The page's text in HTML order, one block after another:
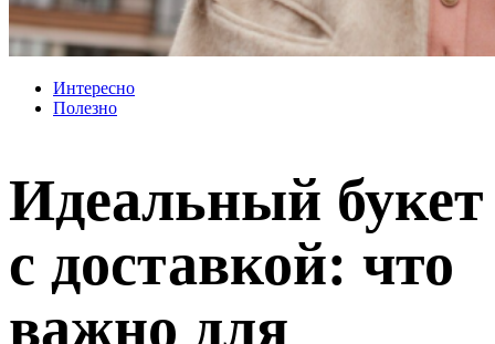
Интересно
Полезно
Идеальный букет
с доставкой: что
важно для